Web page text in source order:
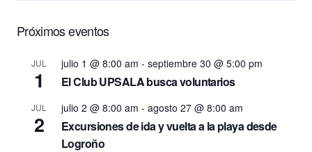
Próximos eventos
JUL
1
julio 1 @ 8:00 am - septiembre 30 @ 5:00 pm
El Club UPSALA busca voluntarios
JUL
2
julio 2 @ 8:00 am - agosto 27 @ 8:00 am
Excursiones de ida y vuelta a la playa desde
Logroño